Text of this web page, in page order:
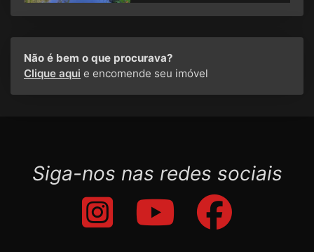
Não é bem o que procurava?
Clique aqui e encomende seu imóvel
Siga-nos nas redes sociais